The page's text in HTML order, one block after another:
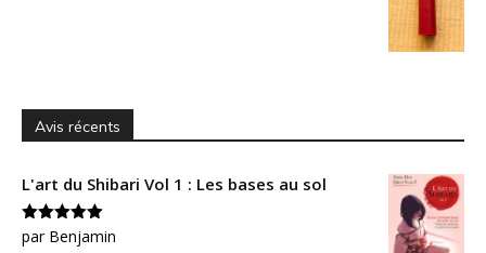
Avis récents
L'art du Shibari Vol 1 : Les bases au sol
Note5sur
5
par Benjamin